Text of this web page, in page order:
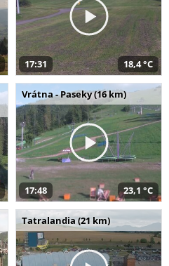
17:31 18,4 °C
Vrátna - Paseky (16 km)
17:48 23,1 °C
Tatralandia (21 km)